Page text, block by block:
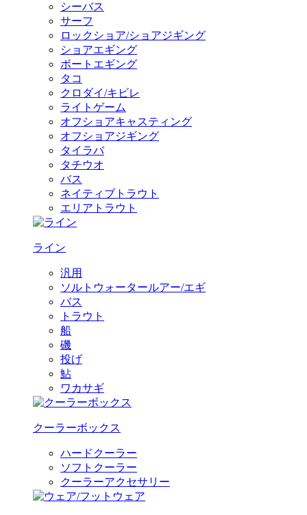
シーバス
サーフ
ロックショア/ショアジギング
ショアエギング
ボートエギング
タコ
クロダイ/キビレ
ライトゲーム
オフショアキャスティング
オフショアジギング
タイラバ
タチウオ
バス
ネイティブトラウト
エリアトラウト
ライン
汎用
ソルトウォータールアー/エギ
バス
トラウト
船
磯
投げ
鮎
ワカサギ
クーラーボックス
ハードクーラー
ソフトクーラー
クーラーアクセサリー